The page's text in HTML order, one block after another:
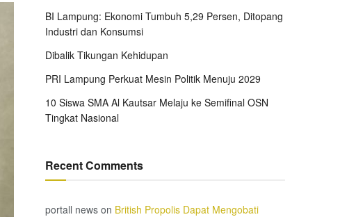
BI Lampung: Ekonomi Tumbuh 5,29 Persen, Ditopang
Industri dan Konsumsi
Dibalik Tikungan Kehidupan
PRI Lampung Perkuat Mesin Politik Menuju 2029
10 Siswa SMA Al Kautsar Melaju ke Semifinal OSN
Tingkat Nasional
Recent Comments
portall news on British Propolis Dapat Mengobati